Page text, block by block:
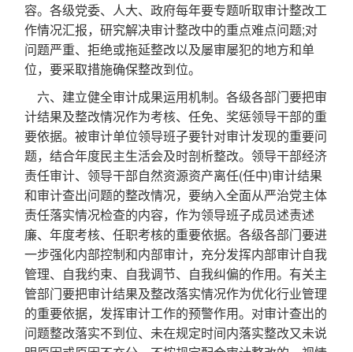
容。各级党委、人大、政府每年要专题听取审计整改工
作情况汇报，研究解决审计整改中的重点难点问题;对
问题严重、拒绝或拖延整改以及屡审屡犯的地方和单
位，要采取措施确保整改到位。
六、建立健全审计成果运用机制。各级各部门要把审
计结果及整改情况作为考核、任免、奖惩领导干部的重
要依据。被审计单位领导班子要针对审计发现的重要问
题，结合年度民主生活会及时剖析整改。领导干部经济
责任审计、领导干部自然资源资产离任(任中)审计结果
和审计查出问题的整改情况，要纳入全面从严治党主体
责任落实情况检查的内容，作为领导班子成员述责述
廉、年度考核、任职考核的重要依据。各级各部门要进
一步强化内部控制和内部审计，充分发挥内部审计自我
管理、自我约束、自我调节、自我纠偏的作用。有关主
管部门要把审计结果及整改落实情况作为优化行业管理
的重要依据，发挥审计工作的预警作用。对审计查出的
问题整改落实不到位、未在规定时间内落实整改又未说